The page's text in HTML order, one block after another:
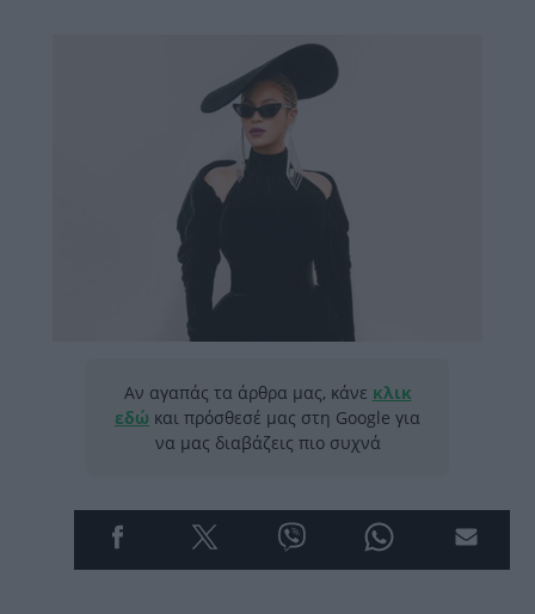
Αν αγαπάς τα άρθρα μας, κάνε κλικ
εδώ και πρόσθεσέ μας στη Google για
να μας διαβάζεις πιο συχνά